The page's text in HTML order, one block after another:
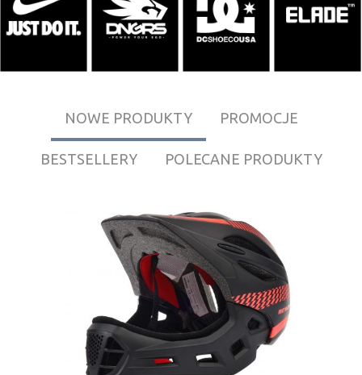
NOWE PRODUKTY PROMOCJE
BESTSELLERY POLECANE PRODUKTY